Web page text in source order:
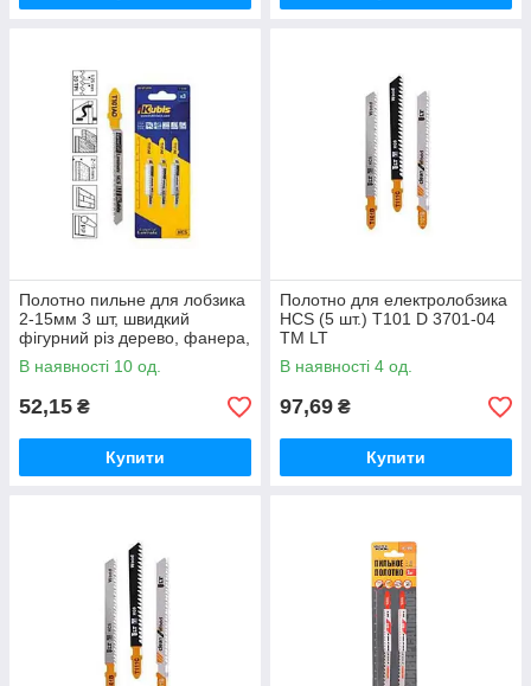
Полотно пильне для лобзика
2-15мм 3 шт, швидкий
фігурний різ дерево, фанера,
ДСП товщиною , крок зуба
2.0, T119BO ТМ Kubis
В наявності 10 од.
52,15 ₴
Купити
Полотно для електролобзика
HCS (5 шт.) T101 D 3701-04
ТМ LT
В наявності 4 од.
97,69 ₴
Купити